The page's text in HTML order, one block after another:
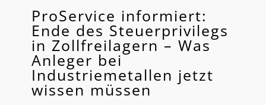
ProService informiert:
Ende des Steuerprivilegs
in Zollfreilagern – Was
Anleger bei
Industriemetallen jetzt
wissen müssen